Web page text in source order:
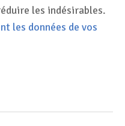
les indésirables.
les données de vos